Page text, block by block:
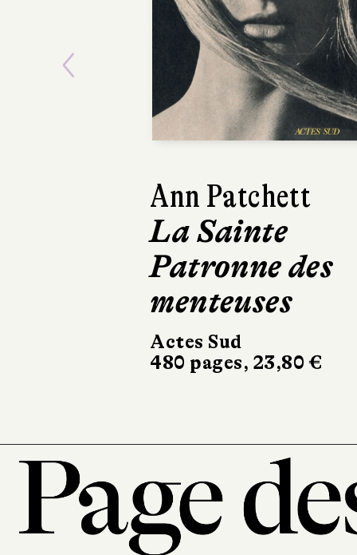
Ann Patchett
La Sainte
Patronne des
menteuses
Actes Sud
480 pages, 23,80 €
Kathryn
Le
Club
Robert
Previous